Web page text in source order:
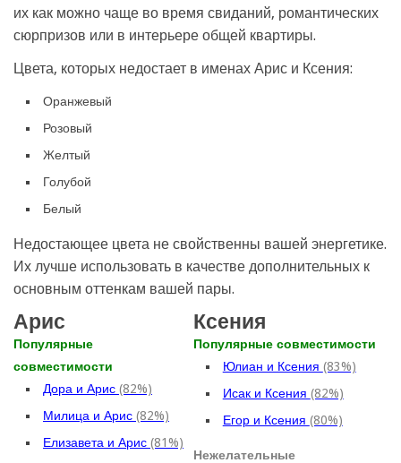
их как можно чаще во время свиданий, романтических
сюрпризов или в интерьере общей квартиры.
Цвета, которых недостает в именах Арис и Ксения:
Оранжевый
Розовый
Желтый
Голубой
Белый
Недостающее цвета не свойственны вашей энергетике.
Их лучше использовать в качестве дополнительных к
основным оттенкам вашей пары.
Арис
Популярные
совместимости
Дора и Арис (82%)
Милица и Арис (82%)
Елизавета и Арис (81%)
Ксения
Популярные совместимости
Юлиан и Ксения (83%)
Исак и Ксения (82%)
Егор и Ксения (80%)
Нежелательные